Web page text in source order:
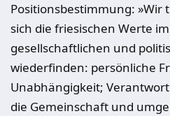
Positionsbestimmung: »Wir
sich die friesischen Werte
gesellschaftlichen und
wiederfinden: persönliche
Unabhängigkeit;
die Gemeinschaft und